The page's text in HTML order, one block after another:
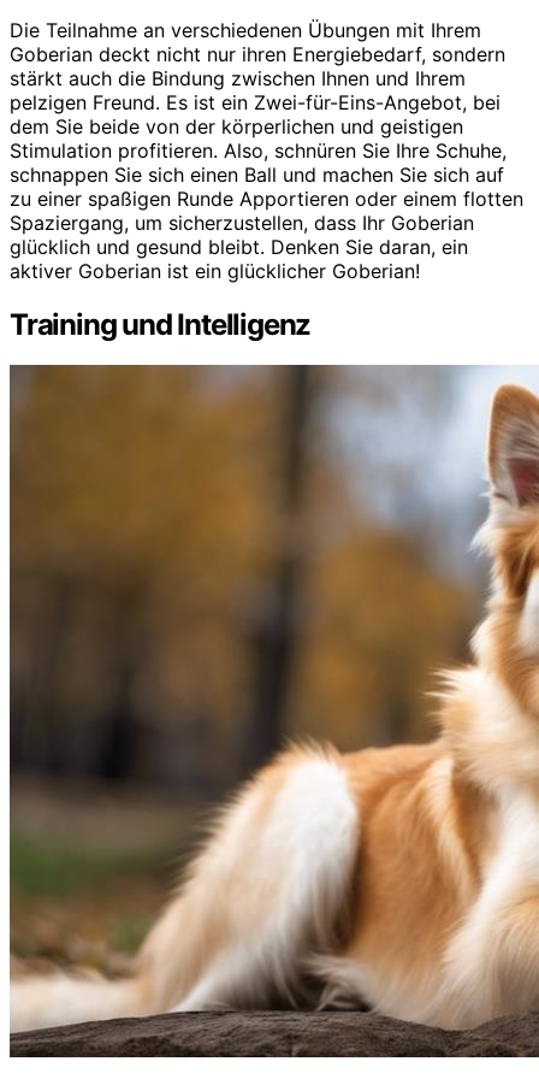
Die Teilnahme an verschiedenen Übungen mit Ihrem
Goberian deckt nicht nur ihren Energiebedarf, sondern
stärkt auch die Bindung zwischen Ihnen und Ihrem
pelzigen Freund. Es ist ein Zwei-für-Eins-Angebot, bei
dem Sie beide von der körperlichen und geistigen
Stimulation profitieren. Also, schnüren Sie Ihre Schuhe,
schnappen Sie sich einen Ball und machen Sie sich auf
zu einer spaßigen Runde Apportieren oder einem flotten
Spaziergang, um sicherzustellen, dass Ihr Goberian
glücklich und gesund bleibt. Denken Sie daran, ein
aktiver Goberian ist ein glücklicher Goberian!
Training und Intelligenz